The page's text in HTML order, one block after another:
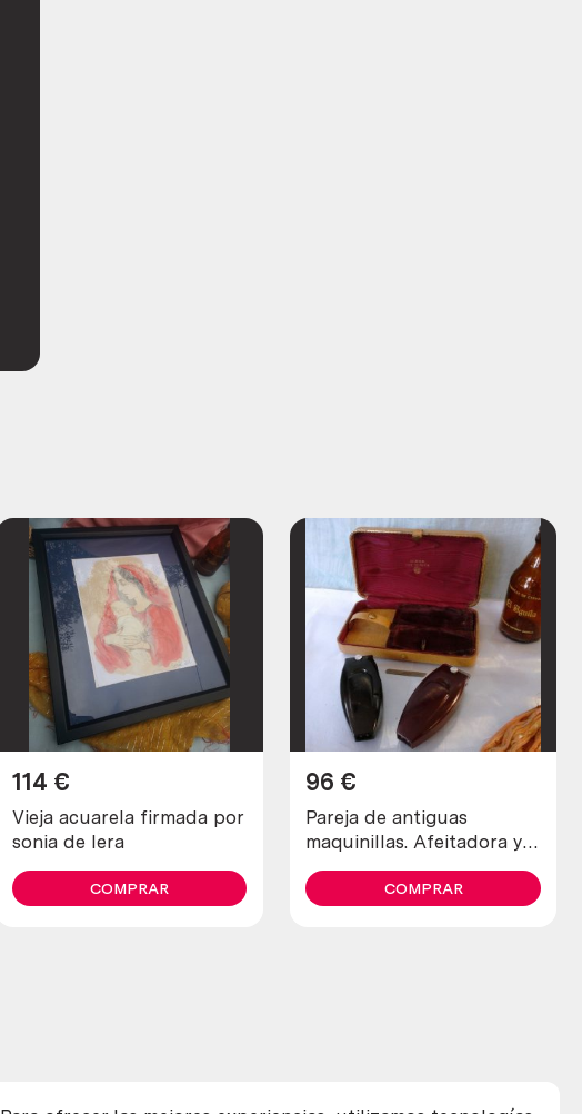
Vieja acuarela firmada por
sonia de lera
114 €
COMPRAR
Pareja de antiguas
maquinillas. Afeitadora y
recortadora marca schick.
96 €
COMPRAR